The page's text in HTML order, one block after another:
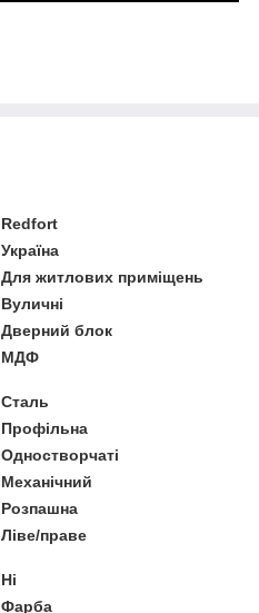
Redfort
Україна
Для житлових приміщень
Вуличні
Дверний блок
МДФ
Сталь
Профільна
Одностворчаті
Механічний
Розпашна
Ліве/праве
Ні
Фарба